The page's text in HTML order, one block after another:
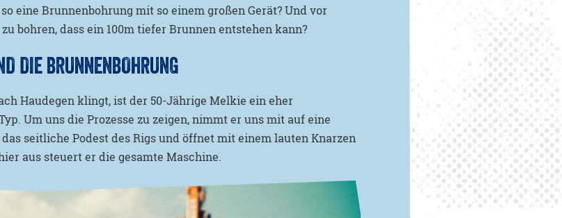
eine Brunnenbohrung mit so einem großen Gerät? Und vor
bohren, dass ein 100m tiefer Brunnen entstehen kann?
DIE BRUNNENBOHRUNG
Haudegen klingt, ist der 50-Jährige Melkie ein eher
Um uns die Prozesse zu zeigen, nimmt er uns mit auf eine
seitliche Podest des Rigs und öffnet mit einem lauten Knarzen
aus steuert er die gesamte Maschine.